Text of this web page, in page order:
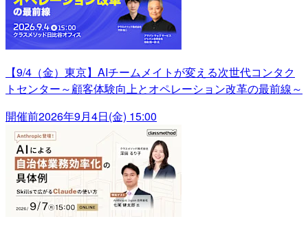
【9/4（金）東京】AIチームメイトが変える次世代コンタク
トセンター～顧客体験向上とオペレーション改革の最前線～
開催前2026年9月4日(金) 15:00